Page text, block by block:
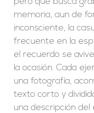
memoria, aun de
inconsciente, la
frecuente en la
el recuerdo se
la ocasión. Cada
una fotografía,
texto corto y
una descripción